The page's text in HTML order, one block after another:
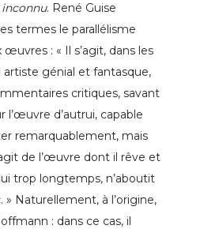
. René Guise
termes le parallélisme
: « Il s’agit, dans les
artiste génial et fantasque,
critiques, savant
l’œuvre d’autrui, capable
remarquablement, mais
de l’œuvre dont il rêve et
trop longtemps, n’aboutit
» Naturellement, à l’origine,
: dans ce cas, il